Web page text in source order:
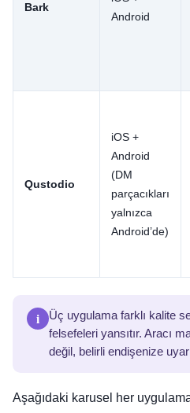
Bark
Android
Qustodio
iOS +
Android
(DM
parçacıkları
yalnızca
Android’de)
i
Üç uygulama farklı kalite
felsefeleri yansıtır. Aracı
değil, belirli endişenize
Aşağıdaki karusel her